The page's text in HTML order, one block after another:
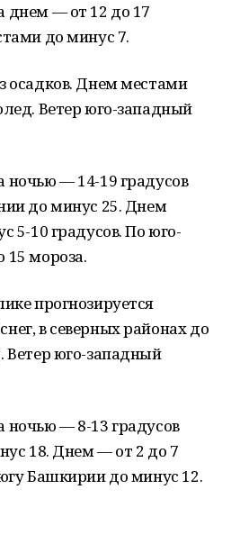
днем — от 12 до 17
до минус 7.
осадков. Днем местами
Ветер юго-западный
ночью — 14-19 градусов
до минус 25. Днем
5-10 градусов. По юго-
15 мороза.
прогнозируется
в северных районах до
Ветер юго-западный
ночью — 8-13 градусов
18. Днем — от 2 до 7
Башкирии до минус 12.